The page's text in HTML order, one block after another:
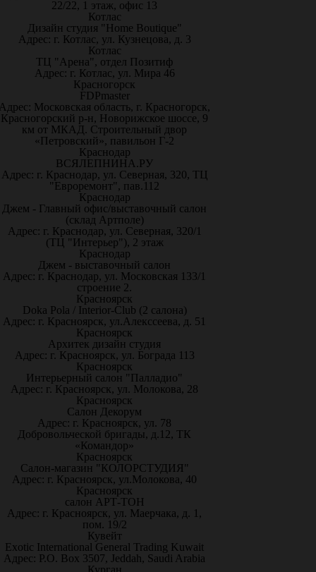
22/22, 1 этаж, офис 13
Котлас
Дизайн студия "Home Boutique"
Адрес: г. Котлас, ул. Кузнецова, д. 3
Котлас
ТЦ "Арена", отдел Позитиф
Адрес: г. Котлас, ул. Мира 46
Красногорск
FDPmaster
Московская область, г. Красногорск,
Красногорский р-н, Новорижское шоссе, 9
км от МКАД. Строительный двор
«Петровский», павильон Г-2
Краснодар
ВСЯЛЕПНИНА.РУ
Адрес: г. Краснодар, ул. Северная, 320, ТЦ
"Евроремонт", пав.112
Краснодар
Джем - Главный офис/выставочный салон
(склад Артполе)
Адрес: г. Краснодар, ул. Северная, 320/1
(ТЦ "Интерьер"), 2 этаж
Краснодар
Джем - выставочный салон
Адрес: г. Краснодар, ул. Московская 133/1
строение 2.
Красноярск
Doka Pola / Interior-Club (2 салона)
Адрес: г. Красноярск, ул.Алекссеева, д. 51
Красноярск
Архитек дизайн студия
Адрес: г. Красноярск, ул. Бограда 113
Красноярск
Интерьерный салон "Палладио"
Адрес: г. Красноярск, ул. Молокова, 28
Красноярск
Салон Декорум
Адрес: г. Красноярск, ул. 78
Добровольческой бригады, д.12, ТК
«Командор»
Красноярск
Салон-магазин "КОЛОРСТУДИЯ"
Адрес: г. Красноярск, ул.Молокова, 40
Красноярск
салон АРТ-ТОН
Адрес: г. Красноярск, ул. Маерчака, д. 1,
пом. 19/2
Кувейт
Exotic International General Trading Kuwait
Адрес: P.O. Box 3507, Jeddah, Saudi Arabia
Курган